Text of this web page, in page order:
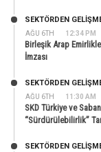
AĞU 6TH 12:34 PM
SEKTÖRDEN
Birleşik Arap
İmzası
AĞU 6TH 11:30 AM
SEKTÖRDEN
SKD Türkiye ve
“Sürdürülebilirlik”
SEKTÖRDEN